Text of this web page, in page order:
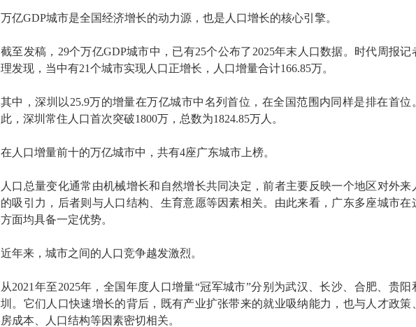
万亿GDP城市是全国经济增长的动力源，也是人口增长的核心引擎。
截至发稿，29个万亿GDP城市中，已有25个公布了2025年末人口数据。时代周报记
理发现，当中有21个城市实现人口正增长，人口增量合计166.85万。
其中，深圳以25.9万的增量在万亿城市中名列首位，在全国范围内同样是排在首位
此，深圳常住人口首次突破1800万，总数为1824.85万人。
在人口增量前十的万亿城市中，共有4座广东城市上榜。
人口总量变化通常由机械增长和自然增长共同决定，前者主要反映一个地区对外来
的吸引力，后者则与人口结构、生育意愿等因素相关。由此来看，广东多座城市在
方面均具备一定优势。
近年来，城市之间的人口竞争越发激烈。
从2021年至2025年，全国年度人口增量“冠军城市”分别为武汉、长沙、合肥、贵阳
圳。它们人口快速增长的背后，既有产业扩张带来的就业吸纳能力，也与人才政策
房成本、人口结构等因素密切相关。